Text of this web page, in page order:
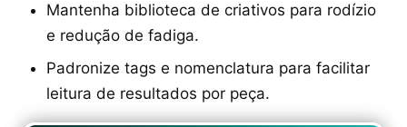
Mantenha biblioteca de criativos para rodízio
e redução de fadiga.
Padronize tags e nomenclatura para facilitar
leitura de resultados por peça.